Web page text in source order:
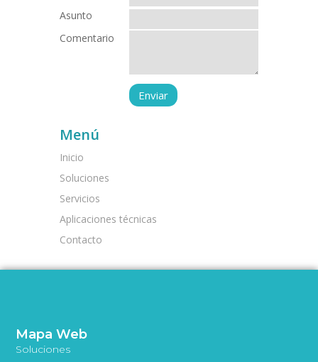
Asunto
Comentario
Menú
Inicio
Soluciones
Servicios
Aplicaciones técnicas
Contacto
Mapa Web
Soluciones